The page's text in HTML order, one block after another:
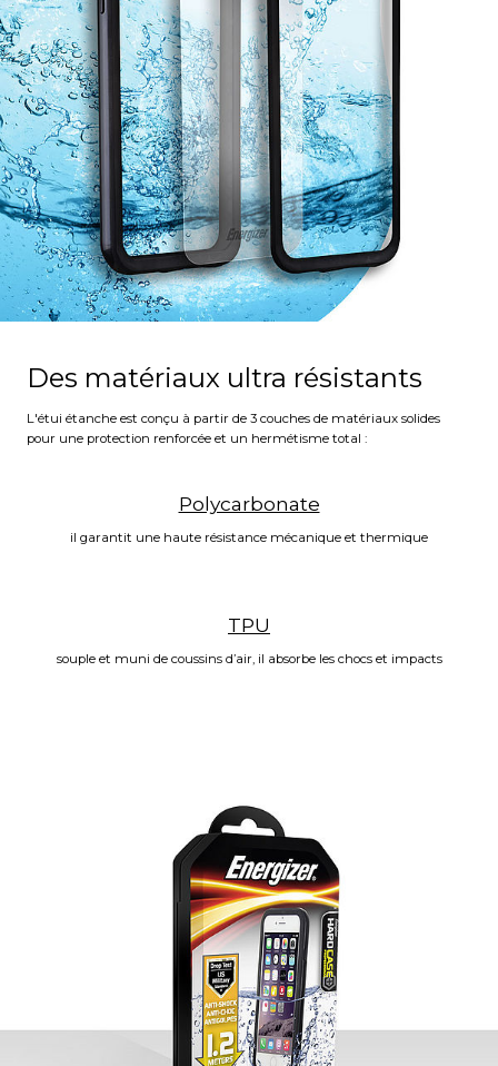
Des matériaux ultra résistants
L'étui étanche est conçu à partir de 3 couches de matériaux solides
pour une protection renforcée et un hermétisme total :
Polycarbonate
il garantit une haute résistance mécanique et thermique
TPU
souple et muni de coussins d’air, il absorbe les chocs et impacts